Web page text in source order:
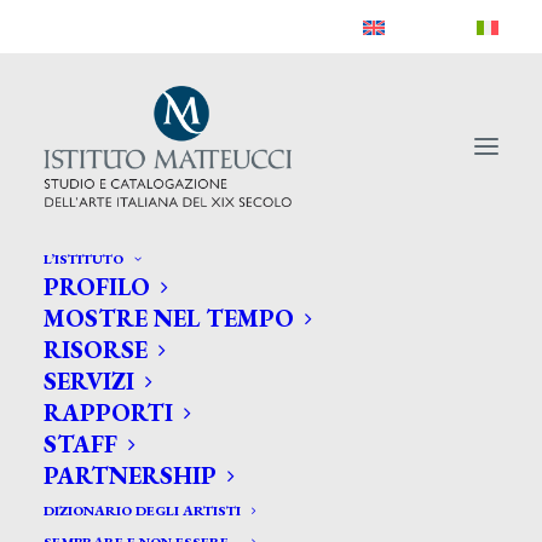
L’ISTITUTO
PROFILO
MOSTRE NEL TEMPO
RISORSE
SERVIZI
RAPPORTI
STAFF
PARTNERSHIP
DIZIONARIO DEGLI ARTISTI
Carrello